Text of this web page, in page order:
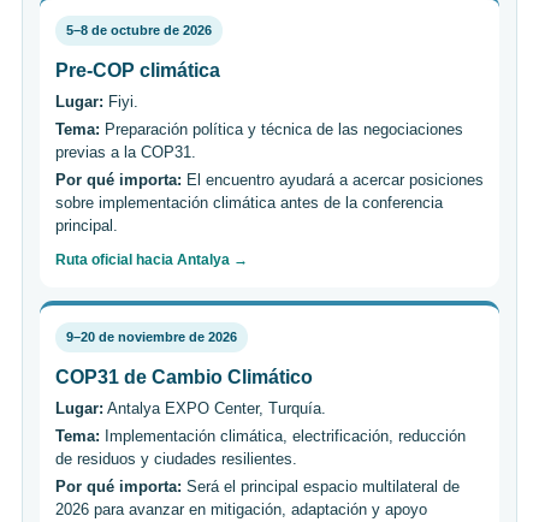
5–8 de octubre de 2026
Pre-COP climática
Lugar: Fiyi.
Tema: Preparación política y técnica de las negociaciones
previas a la COP31.
Por qué importa: El encuentro ayudará a acercar posiciones
sobre implementación climática antes de la conferencia
principal.
Ruta oficial hacia Antalya →
9–20 de noviembre de 2026
COP31 de Cambio Climático
Lugar: Antalya EXPO Center, Turquía.
Tema: Implementación climática, electrificación, reducción
de residuos y ciudades resilientes.
Por qué importa: Será el principal espacio multilateral de
2026 para avanzar en mitigación, adaptación y apoyo